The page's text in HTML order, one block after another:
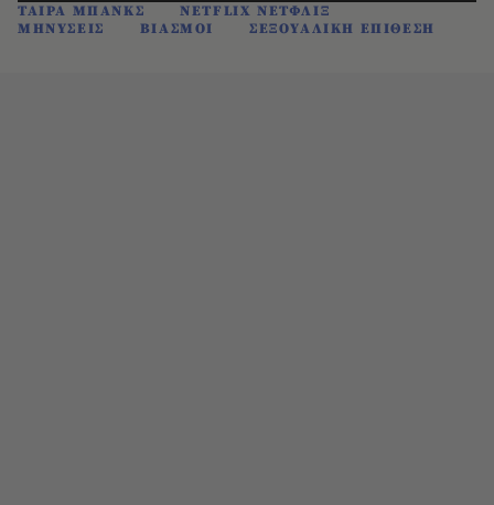
ΤΑΙΡΑ ΜΠΑΝΚΣ
NETFLIX ΝΕΤΦΛΙΞ
ΜΗΝΥΣΕΙΣ
ΒΙΑΣΜΟΙ ΣΕΞΟΥΑΛΙΚΗ ΕΠΙΘΕΣΗ